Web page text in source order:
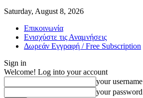
Saturday, August 8, 2026
Επικοινωνία
Ενισχύστε τις Αναμνήσεις
Δωρεάν Εγγραφή / Free Subscription
Sign in
Welcome! Log into your account
your username
your password